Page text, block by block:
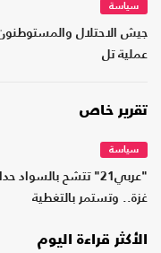
سياسة
جيش الاحتلال والمستوطنون
عملية تل
تقرير خاص
سياسة
"عربي21" تتشح
غزة.. وتستمر بالتغطية
الأكثر قراءة اليوم